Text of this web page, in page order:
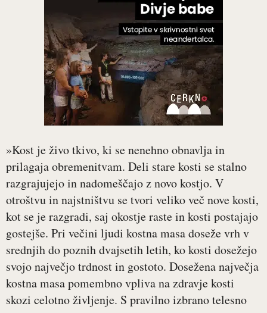
»Kost je živo tkivo, ki se nenehno obnavlja in
prilagaja obremenitvam. Deli stare kosti se stalno
razgrajujejo in nadomeščajo z novo kostjo. V
otroštvu in najstništvu se tvori veliko več nove kosti,
kot se je razgradi, saj okostje raste in kosti postajajo
gostejše. Pri večini ljudi kostna masa doseže vrh v
srednjih do poznih dvajsetih letih, ko kosti dosežejo
svojo največjo trdnost in gostoto. Dosežena največja
kostna masa pomembno vpliva na zdravje kosti
skozi celotno življenje. S pravilno izbrano telesno